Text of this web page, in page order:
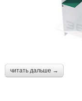
читать дальше →